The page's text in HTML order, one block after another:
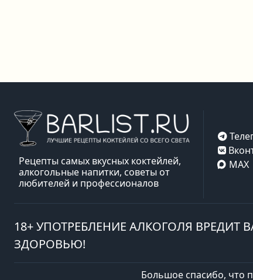
Рецепты самых вкусных коктейлей,
алкогольные напитки, советы от
любителей и профессионалов
MAX
18+ УПОТРЕБЛЕНИЕ АЛКОГОЛЯ ВРЕДИТ
ЗДОРОВЬЮ!
Большое спасибо, что